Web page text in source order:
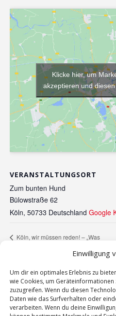
Einwilligung
Um dir ein optimales Erlebnis zu
wie Cookies, um
zuzugreifen. Wenn du diesen
Daten wie das Surfverhalten oder
verarbeiten. Wenn du deine
VERANSTALTUNGSORT
Zum bunten Hund
Bülowstraße 62
Köln, 50733 Deutschland Google
Klicke hier, um
akzeptieren und
Köln, wir müssen reden! – „Was